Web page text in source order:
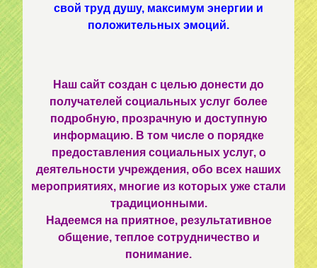
свой труд душу, максимум энергии и
положительных эмоций.
Наш сайт создан с целью донести до
получателей социальных услуг более
подробную, прозрачную и доступную
информацию. В том числе о порядке
предоставления социальных услуг, о
деятельности учреждения, обо всех наших
мероприятиях, многие из которых уже стали
традиционными.
Надеемся на приятное, результативное
общение, теплое сотрудничество и
понимание.